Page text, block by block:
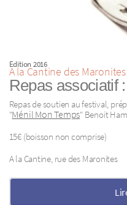
Edition 2016
A la Cantine des Maronites
Repas associatif
Repas de soutien au festival,
"Ménil Mon Temps" Benoit
15€ (boisson non comprise)
A la Cantine, rue des Maronites